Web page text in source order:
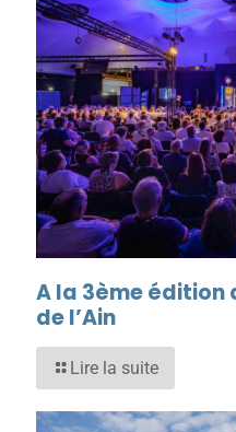
A la 3ème édition
de l’Ain
Lire la suite